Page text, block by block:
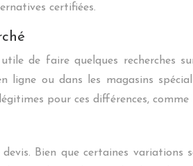
certifiées.
de faire quelques recherches
ou dans les magasins
pour ces différences,
Bien que certaines